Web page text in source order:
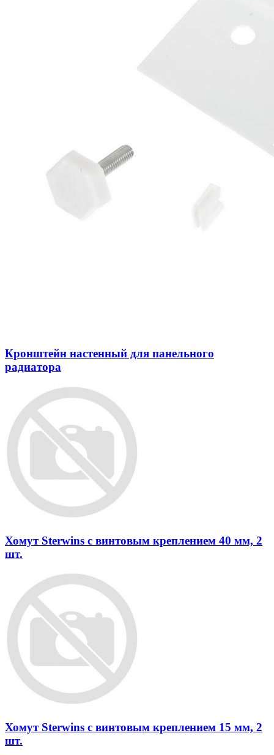
Кронштейн настенный для панельного
радиатора
Хомут Sterwins с винтовым креплением 40 мм, 2
шт.
Хомут Sterwins с винтовым креплением 15 мм, 2
шт.